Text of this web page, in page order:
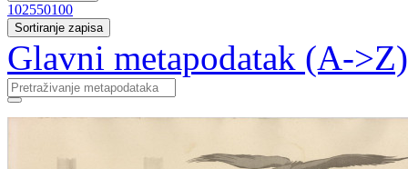
102550100
Sortiranje zapisa
Glavni metapodatak (A->Z)